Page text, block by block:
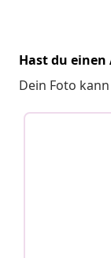
Hast du
Dein Foto